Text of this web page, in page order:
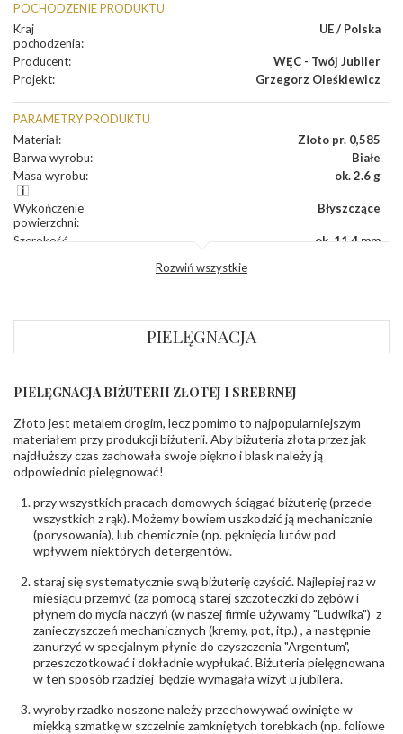
POCHODZENIE PRODUKTU
Kraj
pochodzenia:
UE / Polska
Producent:
WĘC - Twój Jubiler
Projekt: Grzegorz Oleśkiewicz
PARAMETRY PRODUKTU
Materiał:
Złoto pr. 0,585
Barwa wyrobu:
Białe
Masa wyrobu: ok. 2.6 g
Wykończenie
powierzchni:
Błyszczące
Szerokość
ok. 11,4 mm
dół:
bok
KAMIENIE
kamieni:
Liczba kamieni
Cyrkonia - 45 szt.
Szlif kamieni:
Fasetowy okrągła
Masa kamieni
(łącznie)
INNE PARAMETRY
Producent
WĘC-Twój Jubiler S.C. Artur Węc, Małgorzata
679-25-92-107; sklep@wec.com.pl
Bezpieczeństwo
- rodzaj
ostrzeżenia:
Nie nadaje się dla dzieci w wieku poniżej 3 lat
,Elementy w wyrobie wykonane z białego złota
zawierają nikiel
Rozwiń wszystkie
PIELĘGNACJA
PIELĘGNACJA BIŻUTERII ZŁOTEJ I SREBRNEJ
Złoto jest metalem drogim, lecz pomimo to najpopularniejszym
materiałem przy produkcji biżuterii. Aby biżuteria złota przez jak
najdłuższy czas zachowała swoje piękno i blask należy ją
odpowiednio pielęgnować!
przy wszystkich pracach domowych ściągać biżuterię (przede
wszystkich z rąk). Możemy bowiem uszkodzić ją mechanicznie
(porysowania), lub chemicznie (np. pęknięcia lutów pod
wpływem niektórych detergentów.
staraj się systematycznie swą biżuterię czyścić. Najlepiej raz w
miesiącu przemyć (za pomocą starej szczoteczki do zębów i
płynem do mycia naczyń (w naszej firmie używamy "Ludwika") z
zanieczyszczeń mechanicznych (kremy, pot, itp.) , a następnie
zanurzyć w specjalnym płynie do czyszczenia "Argentum",
przeszczotkować i dokładnie wypłukać. Biżuteria pielęgnowana
w ten sposób rzadziej będzie wymagała wizyt u jubilera.
wyroby rzadko noszone należy przechowywać owinięte w
miękką szmatkę w szczelnie zamkniętych torebkach (np. foliowe